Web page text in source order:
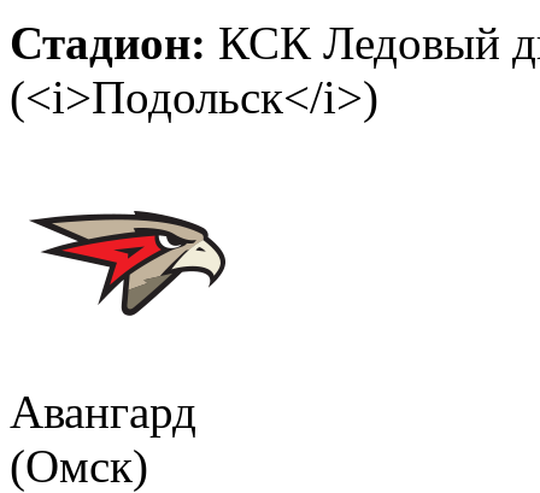
Стадион: КСК Ледовый
(<i>Подольск</i>)
Авангард
(Омск)